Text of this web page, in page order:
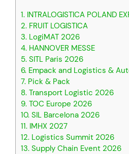
1. INTRALOGISTICA POLAND
2. FRUIT LOGISTICA
3. LogiMAT 2026
4. HANNOVER MESSE
5. SITL Paris 2026
6. Empack and Logistics &
7. Pick & Pack
8. Transport Logistic 2026
9. TOC Europe 2026
10. SIL Barcelona 2026
11. IMHX 2027
12. Logistics Summit 2026
13. Supply Chain Event 2026